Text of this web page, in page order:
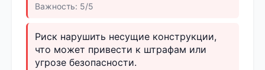
Важность: 5/5
Риск нарушить несущие конструкции,
что может привести к штрафам или
угрозе безопасности.